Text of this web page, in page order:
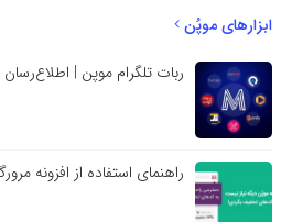
ابزارهای موپُن
ربات تلگرام موپن |
راهنمای استفاده از افزونه